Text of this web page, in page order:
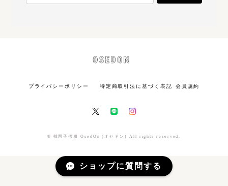
プライバシーポリシー 特定商取引法に基づく表記 会員規約
© 韓国子供服 OsedOn (オセドン) All rights reserved.
ショップに質問する